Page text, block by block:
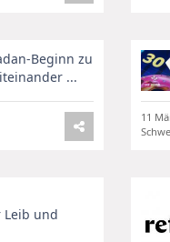
Beginn zu
...
11
und